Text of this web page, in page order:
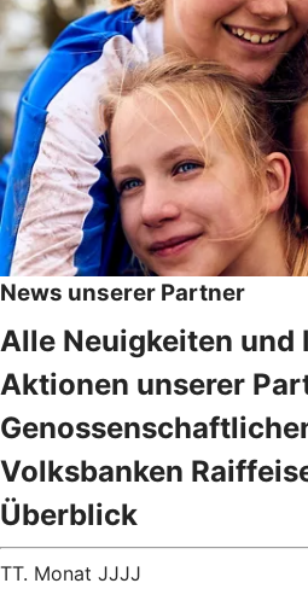
News unserer Partner
Alle Neuigkeiten und
Aktionen unserer
Volksbanken
Überblick
TT. Monat JJJJ